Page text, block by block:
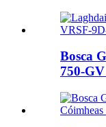
Bosca
750-